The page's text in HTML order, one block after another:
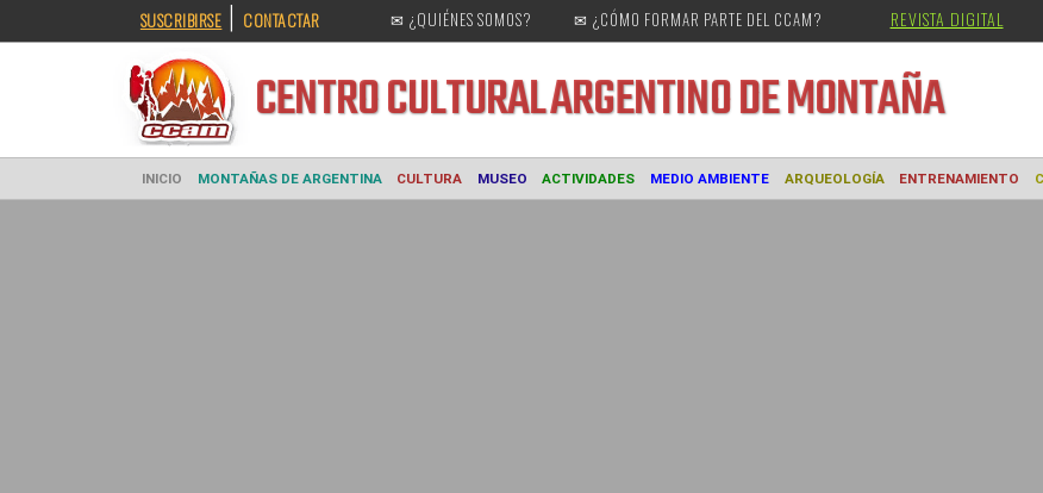
SUSCRIBIRSE | CONTACTAR ✉ ¿QUIÉNES SOMOS? ✉ ¿CÓMO FORMAR PARTE DEL CCAM? REVISTA DIGITAL
CENTRO CULTURALARGENTINO DE MONTAÑA
INICIO MONTAÑAS DE ARGENTINA CULTURA MUSEO ACTIVIDADES MEDIO AMBIENTE ARQUEOLOGÍA